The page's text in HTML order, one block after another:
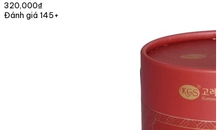
320,000₫
Đánh giá 145+